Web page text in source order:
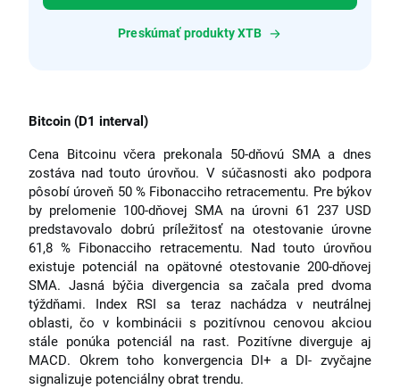
Preskúmať produkty XTB
Bitcoin (D1 interval)
Cena Bitcoinu včera prekonala 50-dňovú SMA a dnes
zostáva nad touto úrovňou. V súčasnosti ako podpora
pôsobí úroveň 50 % Fibonacciho retracementu. Pre býkov
by prelomenie 100-dňovej SMA na úrovni 61 237 USD
predstavovalo dobrú príležitosť na otestovanie úrovne
61,8 % Fibonacciho retracementu. Nad touto úrovňou
existuje potenciál na opätovné otestovanie 200-dňovej
SMA. Jasná býčia divergencia sa začala pred dvoma
týždňami. Index RSI sa teraz nachádza v neutrálnej
oblasti, čo v kombinácii s pozitívnou cenovou akciou
stále ponúka potenciál na rast. Pozitívne diverguje aj
MACD. Okrem toho konvergencia DI+ a DI- zvyčajne
signalizuje potenciálny obrat trendu.